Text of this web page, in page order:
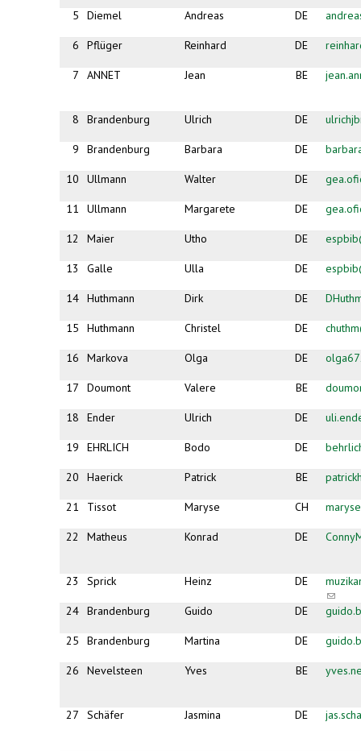
5 Diemel Andreas DE
6 Pflüger Reinhard DE
7 ANNET Jean BE
8 Brandenburg Ulrich DE
9 Brandenburg Barbara DE
10 Ullmann Walter DE
11 Ullmann Margarete DE
12 Maier Utho DE
13 Galle Ulla DE
14 Huthmann Dirk DE
15 Huthmann Christel DE
16 Markova Olga DE
17 Doumont Valere BE
18 Ender Ulrich DE
19 EHRLICH Bodo DE
20 Haerick Patrick BE
21 Tissot Maryse CH
22 Matheus Konrad DE
23 Sprick Heinz DE
(link
sends
mail)
24 Brandenburg Guido DE
25 Brandenburg Martina DE
26 Nevelsteen Yves BE
27 Schäfer Jasmina DE